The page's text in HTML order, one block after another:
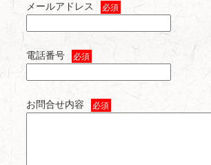
メールアドレス 必須
電話番号 必須
お問合せ内容 必須